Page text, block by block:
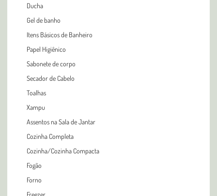
Ducha
Gel de banho
Itens Básicos de Banheiro
Papel Higiênico
Sabonete de corpo
Secador de Cabelo
Toalhas
Xampu
Assentos na Sala de Jantar
Cozinha Completa
Cozinha/Cozinha Compacta
Fogão
Forno
Freezer